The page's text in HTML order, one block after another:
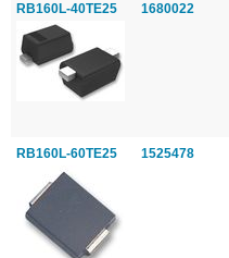
RB160L-40TE25 1680022
RB160L-60TE25 1525478